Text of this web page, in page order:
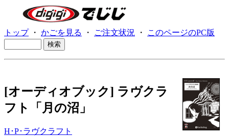
トップ・ かごを見る ・ ご注文状況 ・ このページのPC版
[オーディオブック] ラヴクラ
フト「月の沼」
H･P･ラヴクラフト